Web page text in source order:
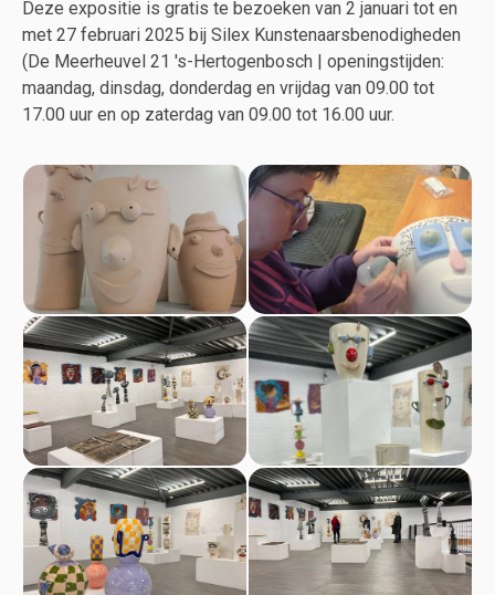
Deze expositie is gratis te bezoeken van 2 januari tot en
met 27 februari 2025 bij Silex Kunstenaarsbenodigheden
(De Meerheuvel 21 's-Hertogenbosch | openingstijden:
maandag, dinsdag, donderdag en vrijdag van 09.00 tot
17.00 uur en op zaterdag van 09.00 tot 16.00 uur.